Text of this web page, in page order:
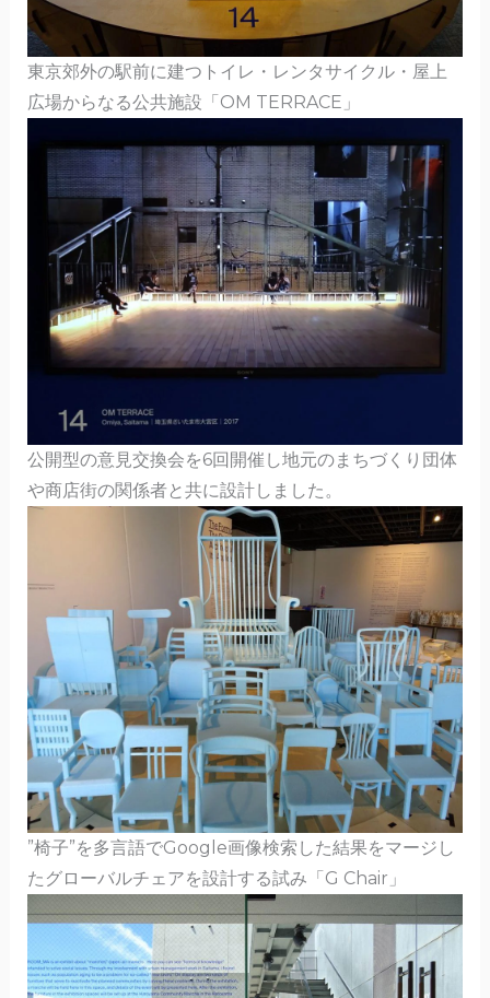
東京郊外の駅前に建つトイレ・レンタサイクル・屋上
広場からなる公共施設「OM TERRACE」
公開型の意見交換会を6回開催し地元のまちづくり団体
や商店街の関係者と共に設計しました。
”椅子”を多言語でGoogle画像検索した結果をマージし
たグローバルチェアを設計する試み「G Chair」